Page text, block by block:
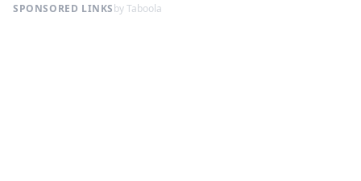
SPONSORED LINKSby Taboola